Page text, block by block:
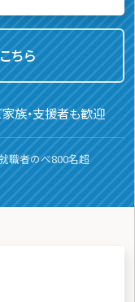
ちら
族・支援者も歓迎
者のべ800名超